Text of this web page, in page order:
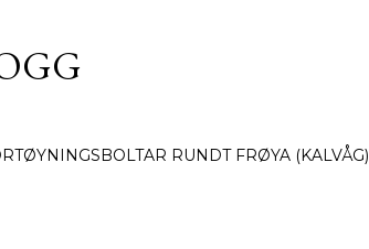
RUNDT FRØYA (KALVÅG)